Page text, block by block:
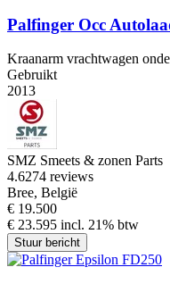
Palfinger Occ
Kraanarm vrachtwagen
Gebruikt
2013
SMZ Smeets & zonen Parts
4.6274 reviews
Bree, België
€ 19.500
€ 23.595 incl. 21% btw
Stuur bericht